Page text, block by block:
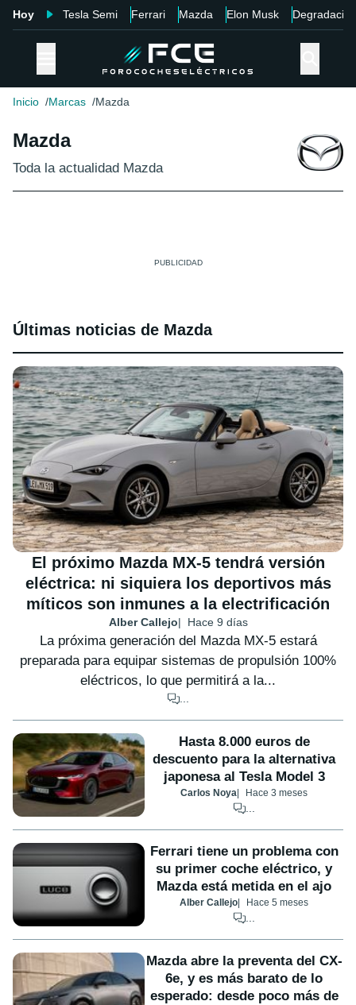
Hoy Tesla Semi Ferrari Mazda Elon Musk Degradación
Inicio Marcas Mazda
Mazda
Toda la actualidad Mazda
Últimas noticias de Mazda
El próximo Mazda MX-5 tendrá versión
eléctrica: ni siquiera los deportivos más
míticos son inmunes a la electrificación
Alber Callejo Hace 9 días
La próxima generación del Mazda MX-5 estará
preparada para equipar sistemas de propulsión 100%
eléctricos, lo que permitirá a la...
...
Hasta 8.000 euros de
descuento para la alternativa
japonesa al Tesla Model 3
Carlos Noya Hace 3 meses
...
Ferrari tiene un problema con
su primer coche eléctrico, y
Mazda está metida en el ajo
Alber Callejo Hace 5 meses
...
Mazda abre la preventa del CX-
6e, y es más barato de lo
esperado: desde poco más de